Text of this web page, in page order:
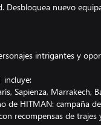
Desbloquea nuevo
intrigantes y
incluye:
Sapienza, Marrakech,
de HITMAN: campaña
recompensas de trajes